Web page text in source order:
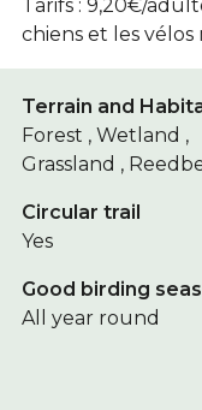
Tarifs : 9,20€/
chiens et les vélos
Terrain and
Forest , Wetland ,
Grassland ,
Circular trail
Yes
Good birding
All year round